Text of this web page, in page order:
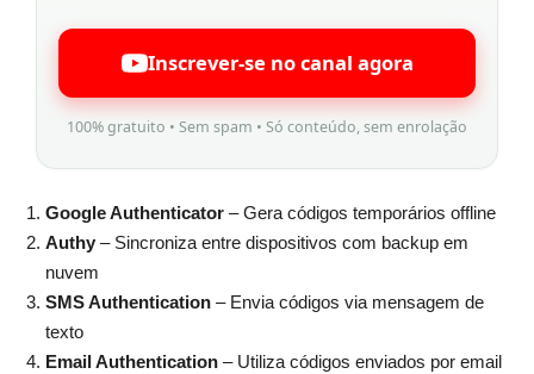
Inscrever-se no canal agora
100% gratuito • Sem spam • Só conteúdo, sem enrolação
Google Authenticator– Gera códigos temporários offline
Authy– Sincroniza entre dispositivos com backup em
nuvem
SMS Authentication– Envia códigos via mensagem de
texto
Email Authentication– Utiliza códigos enviados por email